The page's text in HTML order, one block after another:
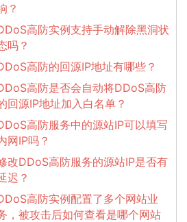
？
高防实例支持手动解除黑洞状
吗？
高防的回源IP地址有哪些？
高防是否会自动将DDoS高防
回源IP地址加入白名单？
高防服务中的源站IP可以填写
网IP吗？
改DDoS高防服务的源站IP是否有
迟？
高防实例配置了多个网站业
，被攻击后如何查看是哪个网站